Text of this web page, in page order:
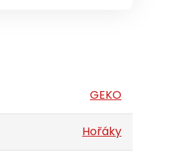
GEKO
Hořáky